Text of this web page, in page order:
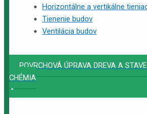
Horizontálne a vertikálne
Tienenie budov
Ventilácia budov
POVRCHOVÁ ÚPRAVA DREVA A
CHÉMIA